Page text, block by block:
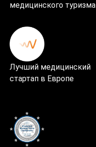
медицинского туризма
Лучший медицинский
стартап в Европе